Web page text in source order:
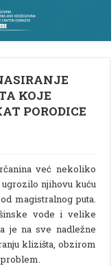
KOJE
PORODICE
već nekoliko
njihovu kuću
magistralnog puta.
vode i velike
je na sve nadležne
klizišta, obzirom